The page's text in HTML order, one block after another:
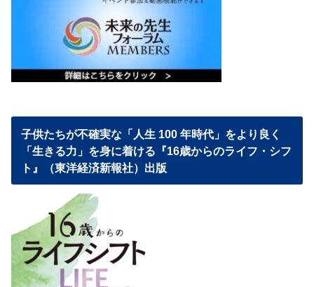
子供たちが不確実な「人生 100 年時代」をより良く
「生きる力」を身に着ける『16歳からのライフ・シフ
ト』（東洋経済新報社）出版